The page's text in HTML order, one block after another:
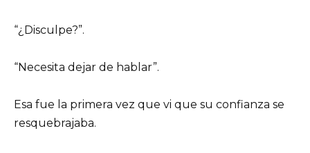
“¿Disculpe?”.
“Necesita dejar de hablar”.
Esa fue la primera vez que vi que su confianza se
resquebrajaba.